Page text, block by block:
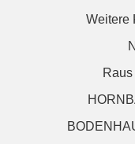
Weitere